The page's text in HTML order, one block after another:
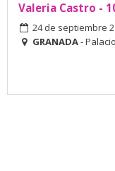
Valeria Castro -
24 de septiembre
GRANADA-